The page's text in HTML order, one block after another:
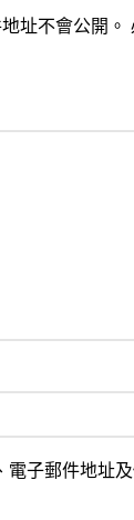
址不會公開。
子郵件地址